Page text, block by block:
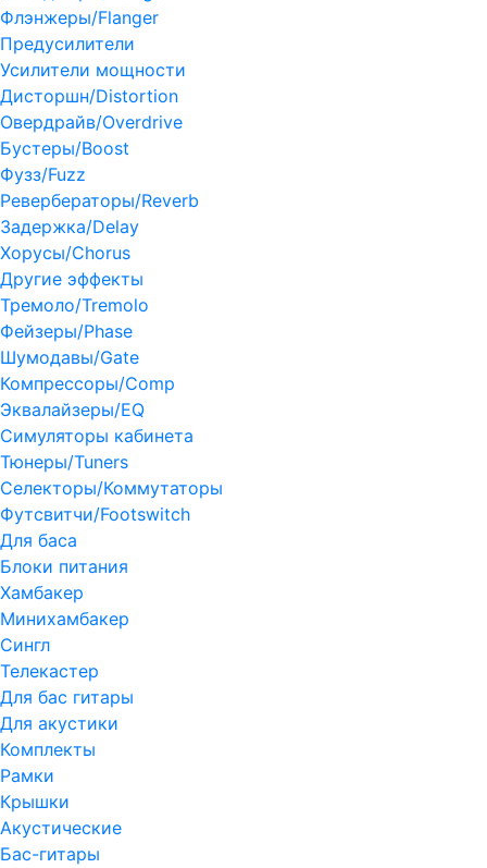
Флэнжеры/Flanger
Предусилители
Усилители мощности
Дисторшн/Distortion
Овердрайв/Overdrive
Бустеры/Boost
Фузз/Fuzz
Ревербераторы/Reverb
Задержка/Delay
Хорусы/Chorus
Другие эффекты
Тремоло/Tremolo
Фейзеры/Phase
Шумодавы/Gate
Компрессоры/Comp
Эквалайзеры/EQ
Симуляторы кабинета
Тюнеры/Tuners
Селекторы/Коммутаторы
Футсвитчи/Footswitch
Для баса
Блоки питания
Хамбакер
Минихамбакер
Сингл
Телекастер
Для бас гитары
Для акустики
Комплекты
Рамки
Крышки
Акустические
Бас-гитары